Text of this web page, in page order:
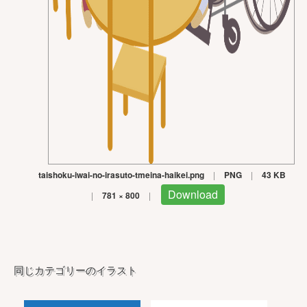
taishoku-iwai-no-irasuto-tmeina-haikei.png | PNG | 43 KB
| 781 × 800 | Download
同じカテゴリーのイラスト